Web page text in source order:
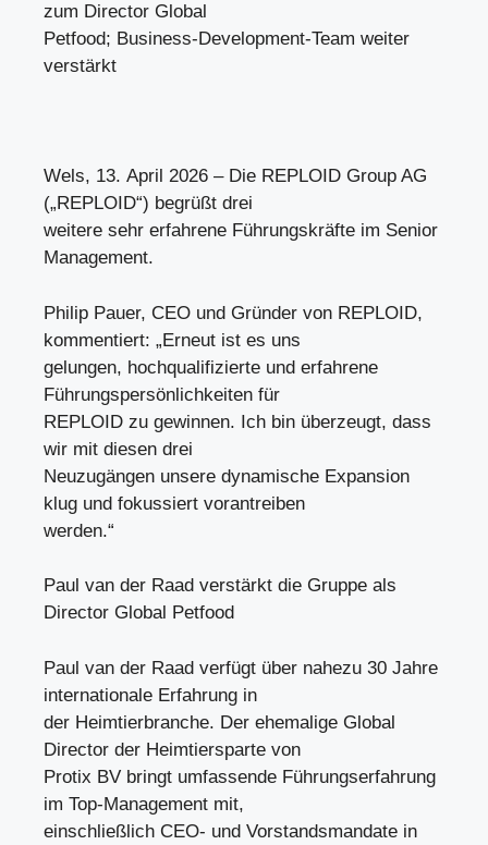
zum Director Global
Petfood; Business-Development-Team weiter
verstärkt
Wels, 13. April 2026 – Die REPLOID Group AG
(„REPLOID“) begrüßt drei
weitere sehr erfahrene Führungskräfte im Senior
Management.
Philip Pauer, CEO und Gründer von REPLOID,
kommentiert: „Erneut ist es uns
gelungen, hochqualifizierte und erfahrene
Führungspersönlichkeiten für
REPLOID zu gewinnen. Ich bin überzeugt, dass
wir mit diesen drei
Neuzugängen unsere dynamische Expansion
klug und fokussiert vorantreiben
werden.“
Paul van der Raad verstärkt die Gruppe als
Director Global Petfood
Paul van der Raad verfügt über nahezu 30 Jahre
internationale Erfahrung in
der Heimtierbranche. Der ehemalige Global
Director der Heimtiersparte von
Protix BV bringt umfassende Führungserfahrung
im Top-Management mit,
einschließlich CEO- und Vorstandsmandate in